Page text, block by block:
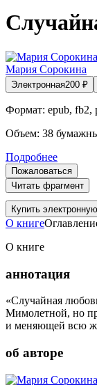
Мария Сорокина
Электронная200 ₽
Формат: epub, fb2,
Объем: 38
Подробнее
Пожаловаться
Читать фрагмент
Купить
О книге
О книге
аннотация
«Случайная
Мимолетной, но
и меняющей всю
об авторе